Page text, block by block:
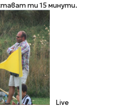
ти 15 минути.
Live